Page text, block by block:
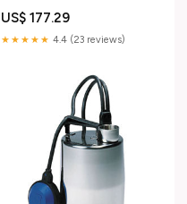
5210402300 ECOTEC VC
US$ 177.29
★★★★★ 4.4 (23 reviews)